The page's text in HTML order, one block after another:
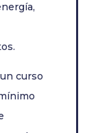
curso